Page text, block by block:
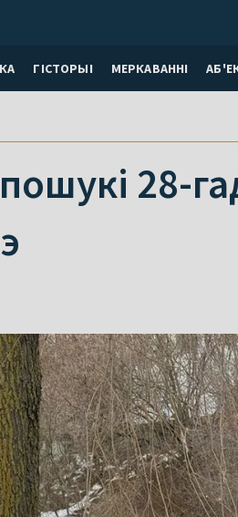
ГІСТОРЫІ МЕРКАВАННI
28-